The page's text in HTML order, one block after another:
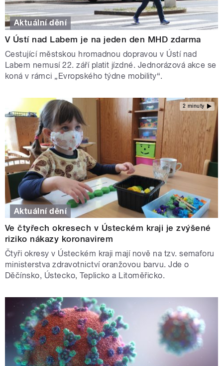
Aktuální dění
V Ústí nad Labem je na jeden den MHD zdarma
Cestující městskou hromadnou dopravou v Ústí nad
Labem nemusí 22. září platit jízdné. Jednorázová akce se
koná v rámci „Evropského týdne mobility“.
2 minuty
Aktuální dění
Ve čtyřech okresech v Ústeckém kraji je zvýšené
riziko nákazy koronavirem
Čtyři okresy v Ústeckém kraji mají nově na tzv. semaforu
ministerstva zdravotnictví oranžovou barvu. Jde o
Děčínsko, Ústecko, Teplicko a Litoměřicko.